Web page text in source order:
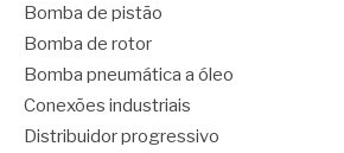
Bomba de pistão
Bomba de rotor
Bomba pneumática a óleo
Conexões industriais
Distribuidor progressivo